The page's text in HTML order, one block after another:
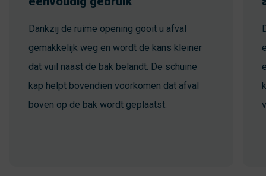
Dankzij de ruime opening gooit u afval
gemakkelijk weg en wordt de kans kleiner
dat vuil naast de bak belandt. De schuine
kap helpt bovendien voorkomen dat afval
boven op de bak wordt geplaatst.